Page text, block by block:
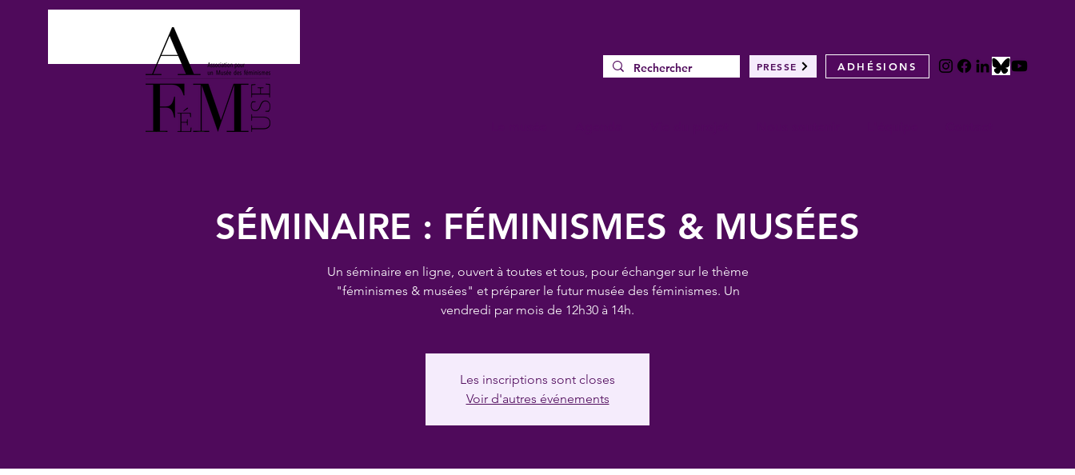
PRESSE ADHÉSIONS
SÉMINAIRE : FÉMINISMES & MUSÉES
Un séminaire en ligne, ouvert à toutes et tous, pour échanger sur le thème
"féminismes & musées" et préparer le futur musée des féminismes. Un
vendredi par mois de 12h30 à 14h.
Les inscriptions sont closes
Voir d'autres événements